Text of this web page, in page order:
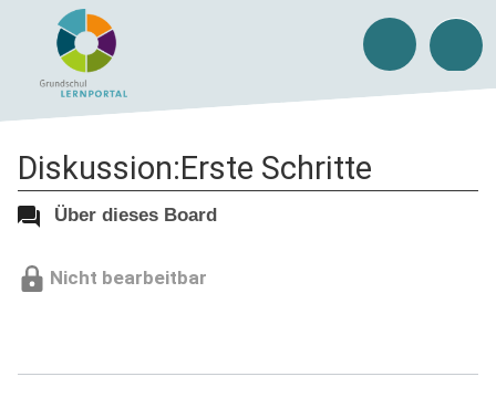
Diskussion:Erste Schritte
Über dieses Board
Nicht bearbeitbar